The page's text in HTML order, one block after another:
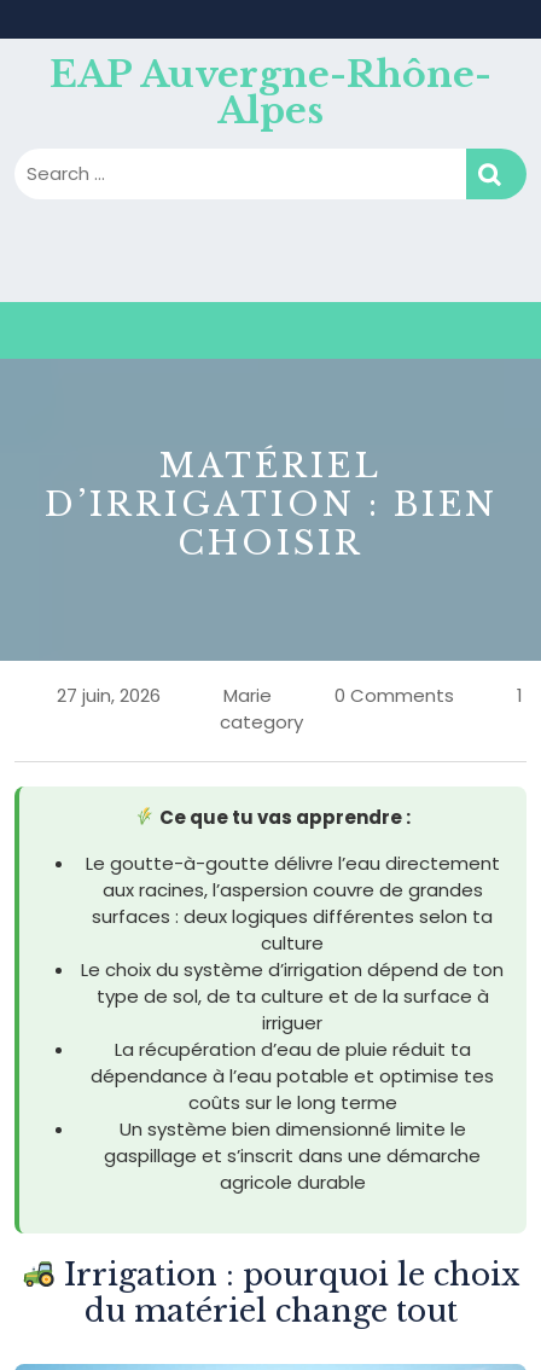
to
contentEAP Auvergne-Rhône-
Alpes
MATÉRIEL
D’IRRIGATION : BIEN
CHOISIR
27 juin, 2026 Marie 0 Comments
1
category
Ce que tu vas apprendre :
Le goutte-à-goutte délivre l’eau directement
aux racines, l’aspersion couvre de grandes
surfaces : deux logiques différentes selon ta
culture
Le choix du système d’irrigation dépend de ton
type de sol, de ta culture et de la surface à
irriguer
La récupération d’eau de pluie réduit ta
dépendance à l’eau potable et optimise tes
coûts sur le long terme
Un système bien dimensionné limite le
gaspillage et s’inscrit dans une démarche
agricole durable
Irrigation : pourquoi le choix
du matériel change tout